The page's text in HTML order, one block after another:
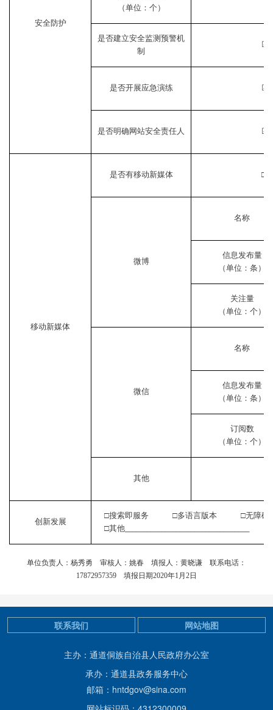
安全防护
（单位：个）
是否建立安全监测预警机
制
☑
是否开展应急演练 ☑
是否明确网站安全责任人 ☑
移动新媒体
是否有移动新媒体
微博
名称
信息发布量
（单位：条）
关注量
（单位：个）
微信
名称
信息发布量
（单位：条）
订阅数
（单位：个）
其他
创新发展
□搜索即服务 □多语言版本 □无障
□其他__________________________________
单位负责人 ：杨秀勇 审核人： 姚春 填报人： 黄晓谦
联系电话：
17872957359
填报日期2020年1月2日
主办：通道侗族自治县人民政府办公室
承办：通道县政务服务中心
邮箱：hntdgov@sina.com
联系我们 网站地图